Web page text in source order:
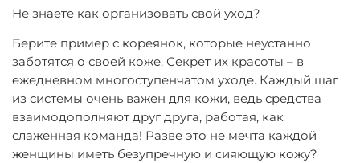
Не знаете как организовать свой уход?
Берите пример с кореянок, которые неустанно
заботятся о своей коже. Секрет их красоты – в
ежедневном многоступенчатом уходе. Каждый шаг
из системы очень важен для кожи, ведь средства
взаимодополняют друг друга, работая, как
слаженная команда! Разве это не мечта каждой
женщины иметь безупречную и сияющую кожу?